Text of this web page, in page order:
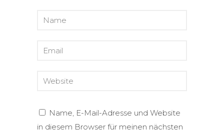
Name, E-Mail-Adresse und Website
in diesem Browser für meinen nächsten